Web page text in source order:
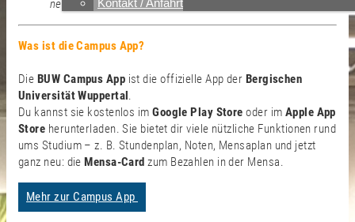
Kontakt / Anfahrt
neu generieren.
Was ist die Campus App?
Die BUW Campus App ist die offizielle App der Bergischen
Universität Wuppertal.
Du kannst sie kostenlos imGoogle Play Store oder im Apple App
Store herunterladen. Sie bietet dir viele nützliche Funktionen rund
ums Studium – z. B. Stundenplan, Noten, Mensaplan und jetzt
ganz neu: dieMensa-Card zum Bezahlen in der Mensa.
Mehr zur Campus App